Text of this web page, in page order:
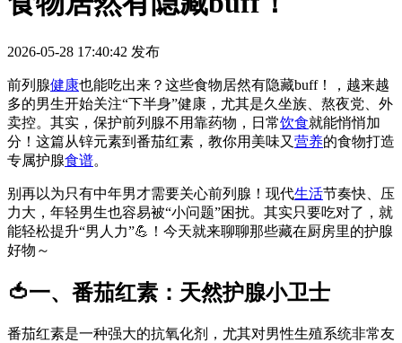
2026-05-28 17:40:42 发布
前列腺健康也能吃出来？这些食物居然有隐藏buff！，越来越
多的男生开始关注“下半身”健康，尤其是久坐族、熬夜党、外
卖控。其实，保护前列腺不用靠药物，日常饮食就能悄悄加
分！这篇从锌元素到番茄红素，教你用美味又 营养的食物打造
专属护腺食谱。
别再以为只有中年男才需要关心前列腺！现代生活节奏快、压
力大，年轻男生也容易被“小问题”困扰。其实只要吃对了，就
能轻松提升“男人力”💪！今天就来聊聊那些藏在厨房里的护腺
好物～
🍅一、番茄红素：天然护腺小卫士
番茄红素是一种强大的抗氧化剂，尤其对男性生殖系统非常友